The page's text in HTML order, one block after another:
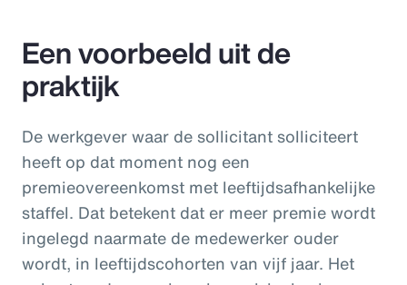
Een voorbeeld uit de
praktijk
De werkgever waar de sollicitant solliciteert
heeft op dat moment nog een
premieovereenkomst met leeftijdsafhankelijke
staffel. Dat betekent dat er meer premie wordt
ingelegd naarmate de medewerker ouder
wordt, in leeftijdscohorten van vijf jaar. Het